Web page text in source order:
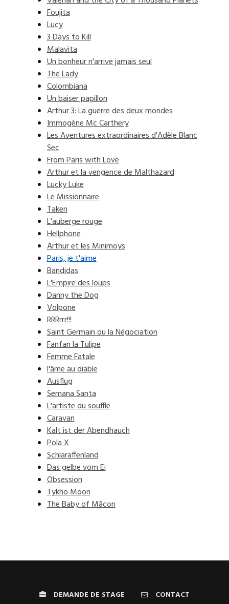
Foujita
Lucy
3 Days to Kill
Malavita
Un bonheur n'arrive jamais seul
The Lady
Colombiana
Un baiser papillon
Arthur 3: La guerre des deux mondes
Immogène Mc Carthery
Les Aventures extraordinaires d'Adèle Blanc
Sec
From Paris with Love
Arthur et la vengence de Malthazard
Lucky Luke
Le Missionnaire
Taken
L'auberge rouge
Hellphone
Arthur et les Minimoys
Paris, je t'aime
Bandidas
L'Empire des loups
Danny the Dog
Volpone
RRRrrr!!!
Saint Germain ou la Négociation
Fanfan la Tulipe
Femme Fatale
l'âme au diable
Ausflug
Semana Santa
L'artiste du souffle
Caravan
Kalt ist der Abendhauch
Pola X
Schlaraffenland
Das gelbe vom Ei
Obsession
Tykho Moon
The Baby of Mâcon
DEMANDE DE STAGE CONTACT